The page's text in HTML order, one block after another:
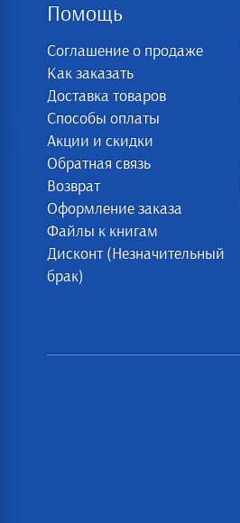
Помощь
Соглашение о продаже
Как заказать
Доставка товаров
Способы оплаты
Акции и скидки
Обратная связь
Возврат
Оформление заказа
Файлы к книгам
Дисконт (Незначительный
брак)